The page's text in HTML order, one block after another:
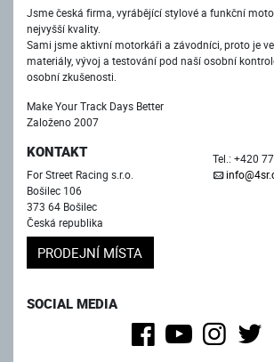
Jsme česká firma, vyrábějící stylové a funkční
nejvyšší kvality.
Sami jsme aktivní motorkáři a závodníci, proto je
materiály, vývoj a testování pod naší osobní
osobní zkušenosti.
Make Your Track Days Better
Založeno 2007
KONTAKT
For Street Racing s.r.o.
Bošilec 106
373 64 Bošilec
Česká republika
PRODEJNÍ MÍSTA
Tel.: +420
SOCIAL MEDIA